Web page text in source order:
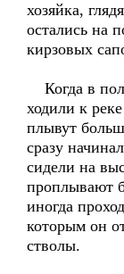
хозяйка,
остались на
кирзовых
Когда в
ходили к
плывут
сразу
сидели на
проплывают
иногда
которым он
стволы.